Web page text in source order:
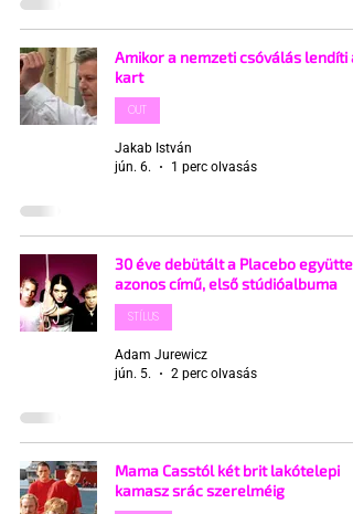
Amikor a nemzeti csóválás lendíti a
kart
OUT
Jakab István
jún. 6.
1 perc olvasás
30 éve debütált a Placebo együttes
azonos című, első stúdióalbuma
STÍLUS
Adam Jurewicz
jún. 5.
2 perc olvasás
Mama Casstól két brit lakótelepi
kamasz srác szerelméig